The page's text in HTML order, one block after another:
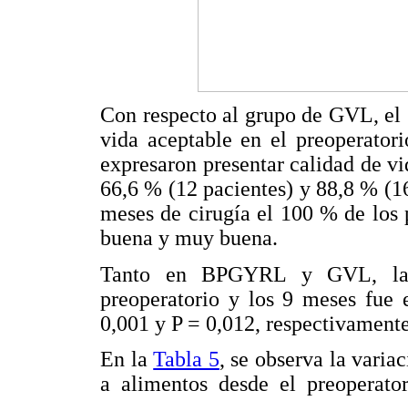
Con respecto al grupo de GVL,
vida aceptable en el
expresaron presentar calidad de
66,6 % (12 pacientes) y 88,8 %
meses de cirugía el 100 % de los
buena y muy buena.
Tanto en BPGYRL y GVL,
preoperatorio y los 9 meses fue
0,001 y P = 0,012,
En laTabla 5, se observa la
a alimentos desde el